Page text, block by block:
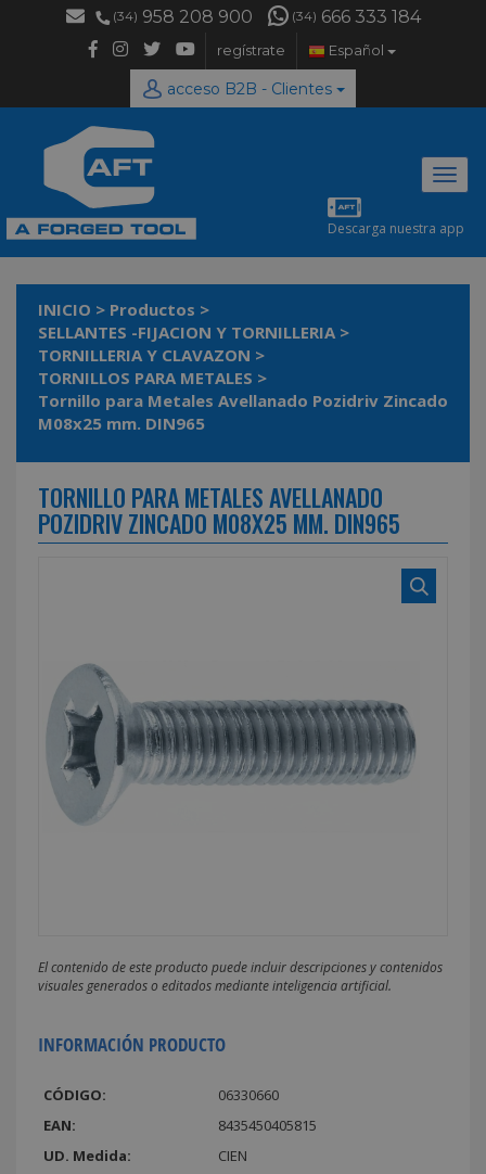
(34) 958 208 900 (34) 666 333 184
regístrate Español
acceso B2B - Clientes
Descarga nuestra app
INICIO > Productos >
SELLANTES -FIJACION Y TORNILLERIA >
TORNILLERIA Y CLAVAZON >
TORNILLOS PARA METALES >
Tornillo para Metales Avellanado Pozidriv Zincado
M08x25 mm. DIN965
TORNILLO PARA METALES AVELLANADO
POZIDRIV ZINCADO M08X25 MM. DIN965
El contenido de este producto puede incluir descripciones y contenidos
visuales generados o editados mediante inteligencia artificial.
INFORMACIÓN PRODUCTO
CÓDIGO:
06330660
EAN:
8435450405815
UD. Medida:
CIEN